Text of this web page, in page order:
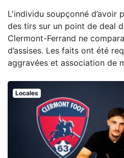
L'individu soupçonné d’avoir
des tirs sur un point de deal
Clermont-Ferrand ne
d’assises. Les faits ont été
aggravées et association de
Locales